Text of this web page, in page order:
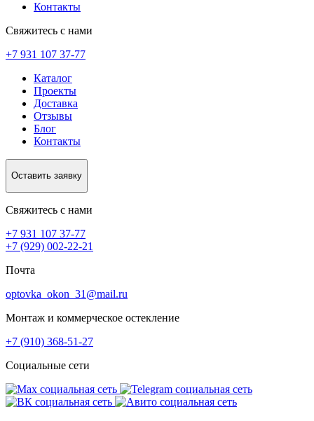
Контакты
Свяжитесь с нами
+7 931 107 37-77
Каталог
Проекты
Доставка
Отзывы
Блог
Контакты
Оставить заявку
Свяжитесь с нами
+7 931 107 37-77
+7 (929) 002-22-21
Почта
optovka_okon_31@mail.ru
Монтаж и коммерческое остекление
+7 (910) 368-51-27
Социальные сети